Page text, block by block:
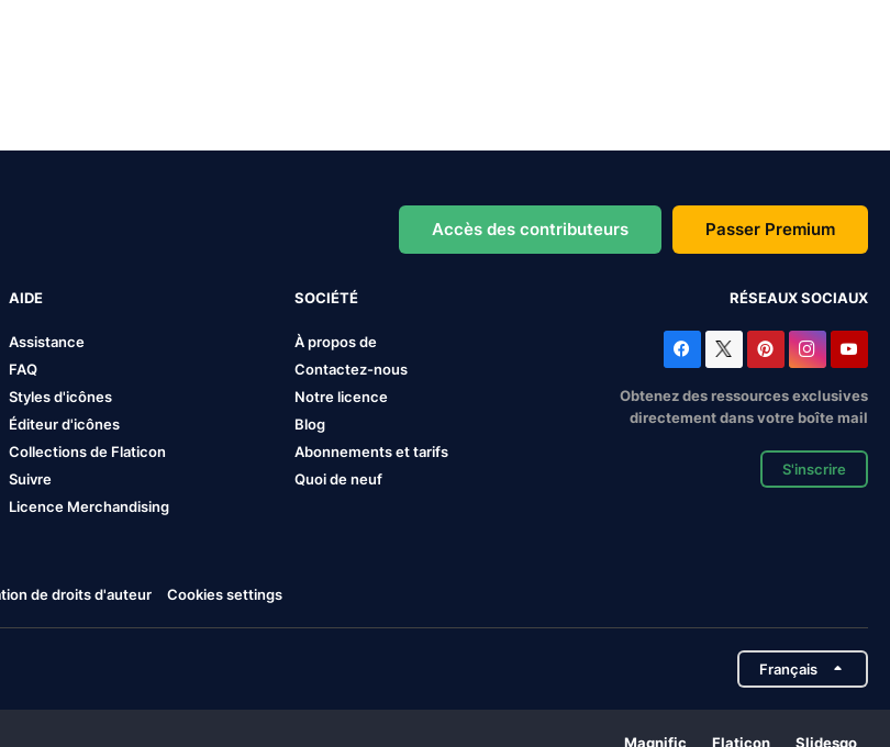
Accès des contributeurs Passer Premium
AIDE
Assistance
FAQ
Styles d'icônes
Éditeur d'icônes
Collections de Flaticon
Suivre
Licence Merchandising
SOCIÉTÉ
À propos de
Contactez-nous
Notre licence
Blog
Abonnements et tarifs
Quoi de neuf
RÉSEAUX SOCIAUX
Obtenez des ressources exclusives
directement dans votre boîte mail
S'inscrire
de droits d'auteur Cookies settings
Français
Magnific Flaticon Slidesgo